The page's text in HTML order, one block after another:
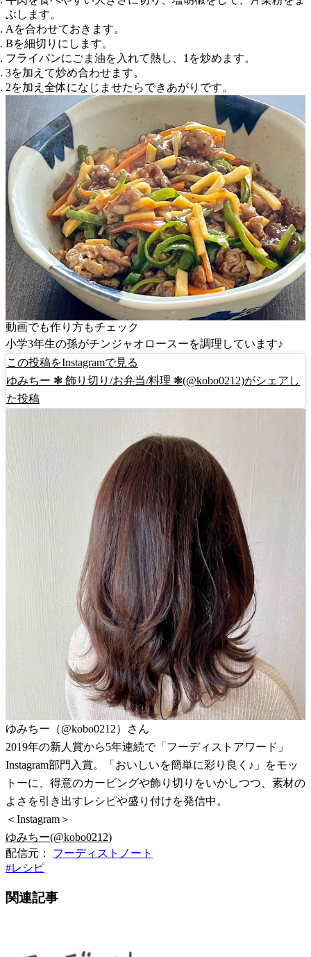
ぶします。
Aを合わせておきます。
Bを細切りにします。
フライパンにごま油を入れて熱し、1を炒めます。
3を加えて炒め合わせます。
2を加え全体になじませたらできあがりです。
動画でも作り方もチェック
小学3年生の孫がチンジャオロースーを調理しています♪
この投稿をInstagramで見る
ゆみちー ❃ 飾り切り/お弁当/料理 ❃(@kobo0212)がシェアし
た投稿
ゆみちー（@kobo0212）さん
2019年の新人賞から5年連続で「フーディストアワード」
Instagram部門入賞。「おいしいを簡単に彩り良く♪」をモッ
トーに、得意のカービングや飾り切りをいかしつつ、素材の
よさを引き出すレシピや盛り付けを発信中。
＜Instagram＞
ゆみちー(@kobo0212)
配信元： フーディストノート
#レシピ
関連記事